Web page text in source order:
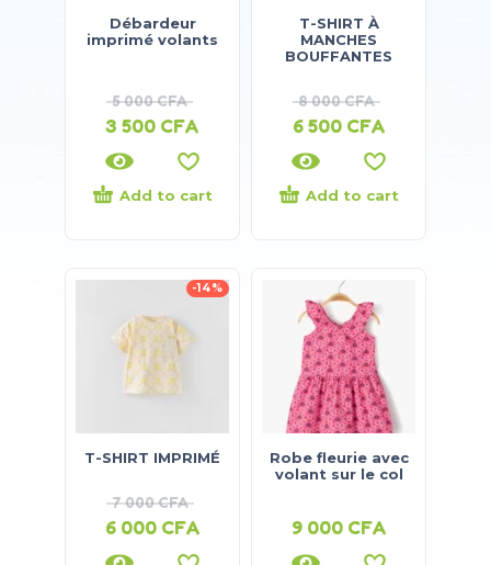
Débardeur
imprimé volants
5 000CFA
3 500 CFA
Add to cart
T-SHIRT À
MANCHES
BOUFFANTES
8 000CFA
6 500 CFA
Add to cart
-14%
T-SHIRT IMPRIMÉ
7 000CFA
6 000 CFA
Robe fleurie avec
volant sur le col
9 000 CFA